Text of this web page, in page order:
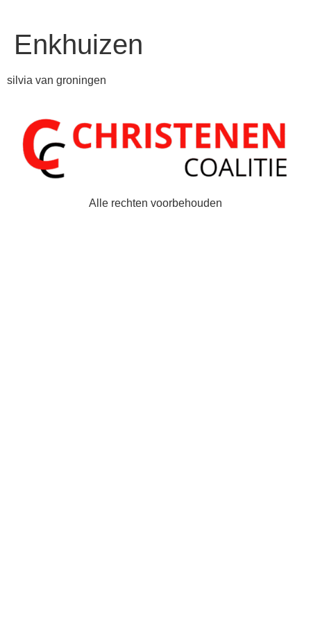
Enkhuizen
silvia van groningen
Alle rechten voorbehouden